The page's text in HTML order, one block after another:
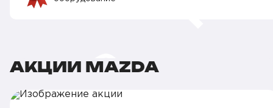
АКЦИИ MAZDA